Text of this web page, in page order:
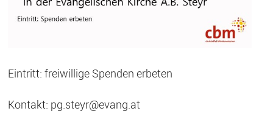
Eintritt: freiwillige Spenden erbeten
Kontakt: pg.steyr@evang.at